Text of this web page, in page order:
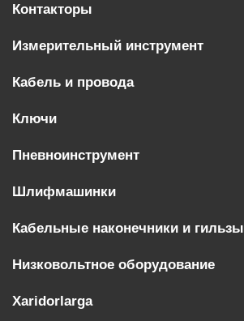
Контакторы
Измерительный инструмент
Кабель и провода
Ключи
Пневноинструмент
Шлифмашинки
Кабельные наконечники и гильзы
Низковольтное оборудование
Xaridorlarga